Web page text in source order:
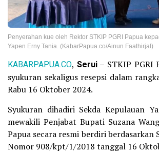
Penyerahan kue oleh Rektor STKIP PGRI Papua
Yapen Erny Tania. (KabarPapua.co/Ainun Faathirjal)
KABARPAPUA.CO, Serui– STKIP PGRI
syukuran sekaligus resepsi dalam
Rabu 16 Oktober 2024.
Syukuran dihadiri Sekda Kepulauan
mewakili Penjabat Bupati Suzana
Papua secara resmi berdiri berdasarkan
Nomor 908/kpt/1/2018 tanggal 16